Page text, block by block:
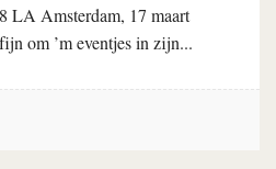
LA Amsterdam, 17 maart
om ’m eventjes in zijn...